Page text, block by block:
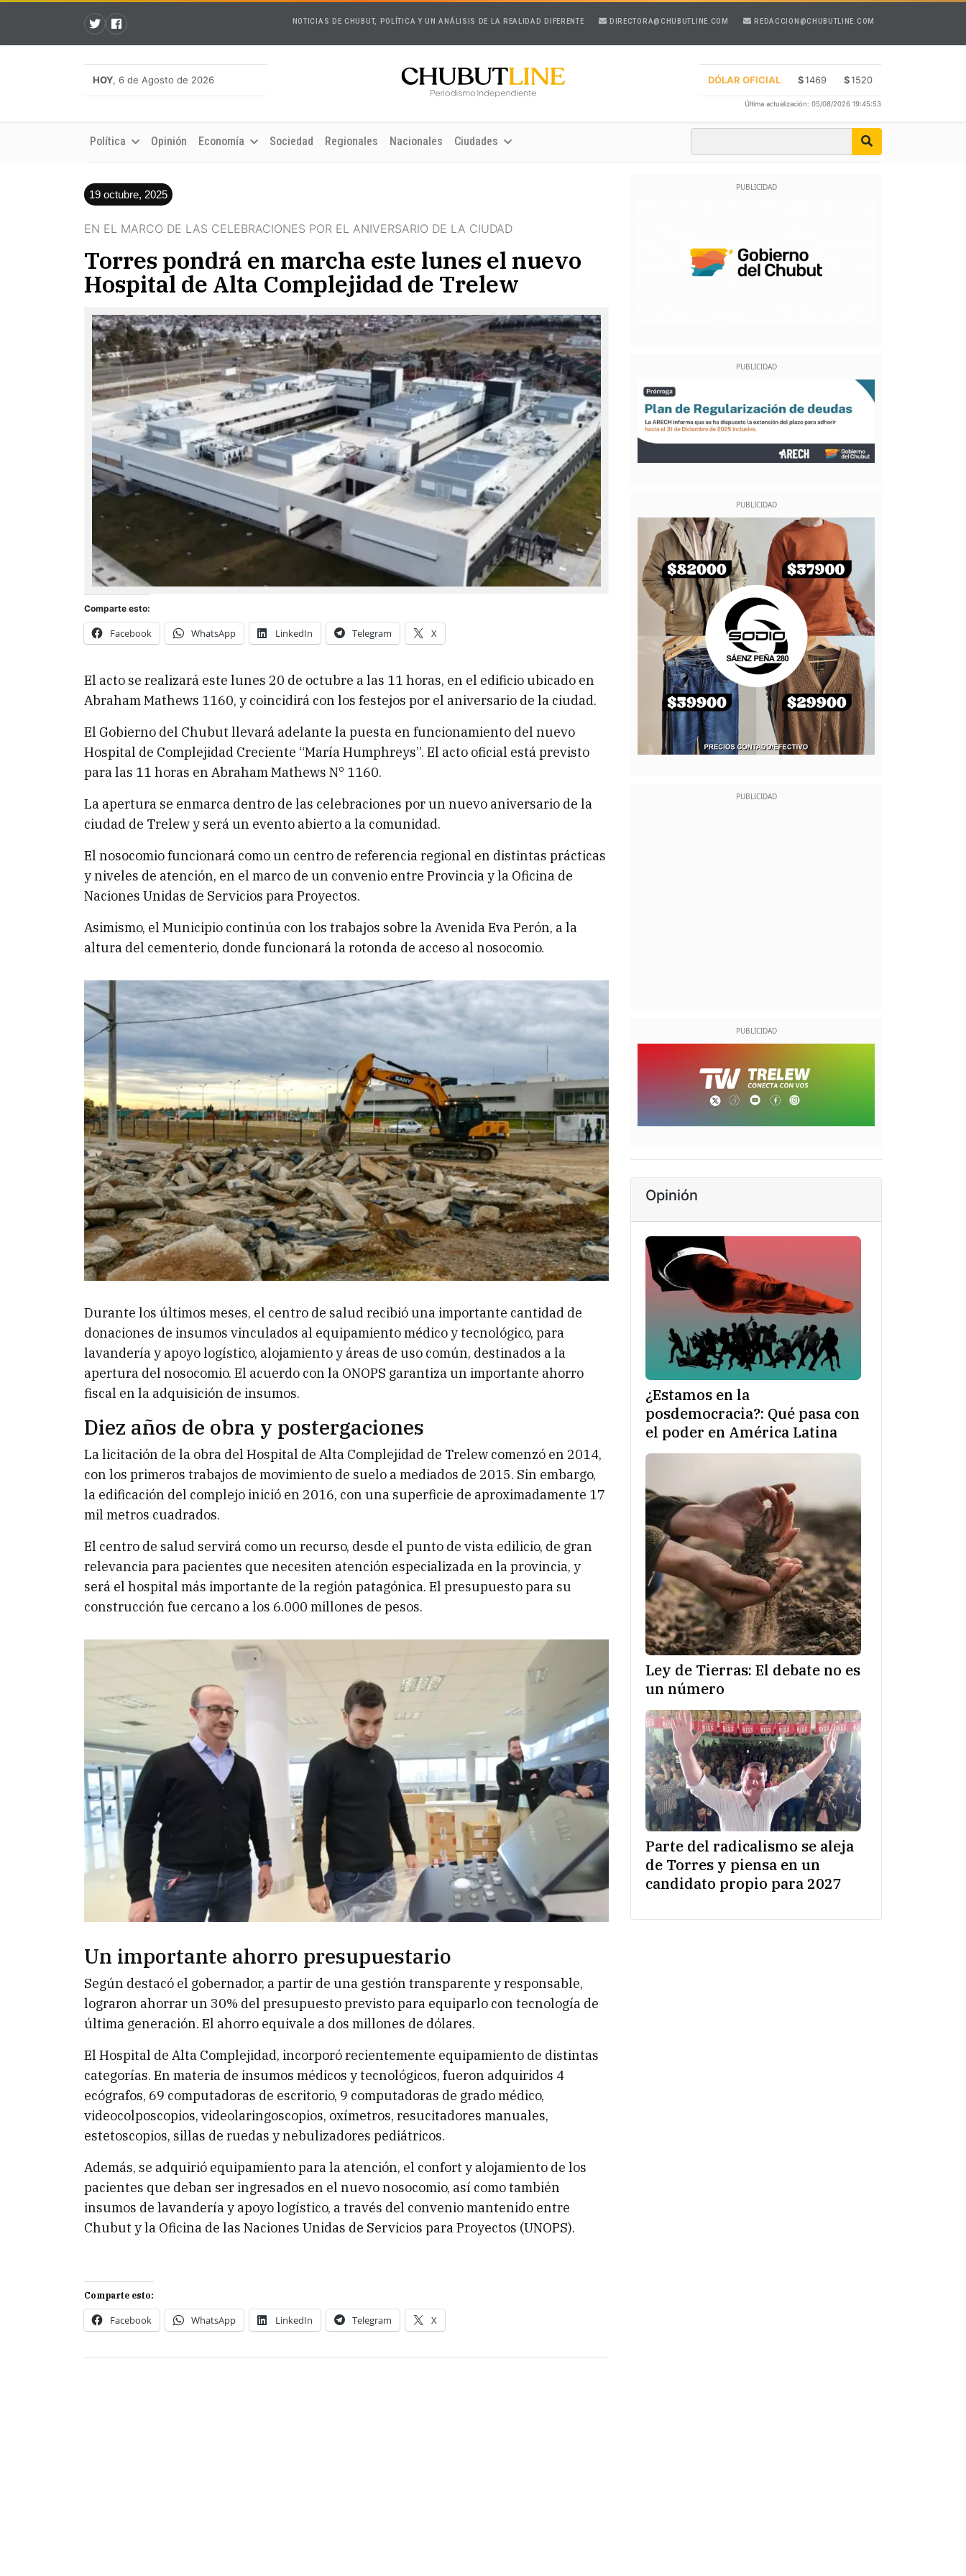
NOTICIAS DE CHUBUT, POLÍTICA Y UN ANÁLISIS DE LA REALIDAD DIFERENTE DIRECTORA@CHUBUTLINE.COM REDACCION@CHUBUTLINE.COM
HOY, 6 de Agosto de 2026 DÓLAR OFICIAL $1469 $1520
Última actualización: 05/08/2026 19:45:53
Política Opinión Economía Sociedad Regionales Nacionales Ciudades
19 octubre, 2025
EN EL MARCO DE LAS CELEBRACIONES POR EL ANIVERSARIO DE LA CIUDAD
Torres pondrá en marcha este lunes el nuevo
Hospital de Alta Complejidad de Trelew
Comparte esto:
Facebook WhatsApp LinkedIn Telegram X
El acto se realizará este lunes 20 de octubre a las 11 horas, en el edificio ubicado en
Abraham Mathews 1160, y coincidirá con los festejos por el aniversario de la ciudad.
El Gobierno del Chubut llevará adelante la puesta en funcionamiento del nuevo
Hospital de Complejidad Creciente “María Humphreys”. El acto oficial está previsto
para las 11 horas en Abraham Mathews N° 1160.
La apertura se enmarca dentro de las celebraciones por un nuevo aniversario de la
ciudad de Trelew y será un evento abierto a la comunidad.
El nosocomio funcionará como un centro de referencia regional en distintas prácticas
y niveles de atención, en el marco de un convenio entre Provincia y la Oficina de
Naciones Unidas de Servicios para Proyectos.
Asimismo, el Municipio continúa con los trabajos sobre la Avenida Eva Perón, a la
altura del cementerio, donde funcionará la rotonda de acceso al nosocomio.
Durante los últimos meses, el centro de salud recibió una importante cantidad de
donaciones de insumos vinculados al equipamiento médico y tecnológico, para
lavandería y apoyo logístico, alojamiento y áreas de uso común, destinados a la
apertura del nosocomio. El acuerdo con la ONOPS garantiza un importante ahorro
fiscal en la adquisición de insumos.
Diez años de obra y postergaciones
La licitación de la obra del Hospital de Alta Complejidad de Trelew comenzó en 2014,
con los primeros trabajos de movimiento de suelo a mediados de 2015. Sin embargo,
la edificación del complejo inició en 2016, con una superficie de aproximadamente 17
mil metros cuadrados.
El centro de salud servirá como un recurso, desde el punto de vista edilicio, de gran
relevancia para pacientes que necesiten atención especializada en la provincia, y
será el hospital más importante de la región patagónica. El presupuesto para su
construcción fue cercano a los 6.000 millones de pesos.
Un importante ahorro presupuestario
Según destacó el gobernador, a partir de una gestión transparente y responsable,
lograron ahorrar un 30% del presupuesto previsto para equiparlo con tecnología de
última generación. El ahorro equivale a dos millones de dólares.
El Hospital de Alta Complejidad, incorporó recientemente equipamiento de distintas
categorías. En materia de insumos médicos y tecnológicos, fueron adquiridos 4
ecógrafos, 69 computadoras de escritorio, 9 computadoras de grado médico,
videocolposcopios, videolaringoscopios, oxímetros, resucitadores manuales,
estetoscopios, sillas de ruedas y nebulizadores pediátricos.
Además, se adquirió equipamiento para la atención, el confort y alojamiento de los
pacientes que deban ser ingresados en el nuevo nosocomio, así como también
insumos de lavandería y apoyo logístico, a través del convenio mantenido entre
Chubut y la Oficina de las Naciones Unidas de Servicios para Proyectos (UNOPS).
Comparte esto:
Facebook WhatsApp LinkedIn Telegram X
Opinión
¿Estamos en la
posdemocracia?: Qué pasa con
el poder en América Latina
Ley de Tierras: El debate no es
un número
Parte del radicalismo se aleja
de Torres y piensa en un
candidato propio para 2027